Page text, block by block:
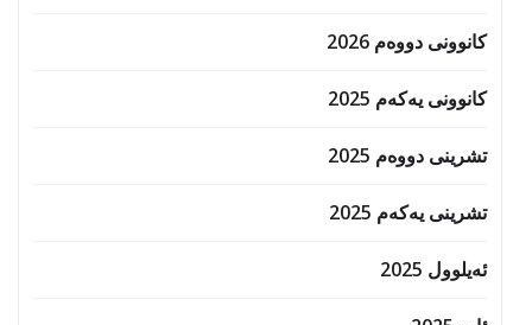
کانوونی دووەم 2026
کانوونی یەکەم 2025
تشرینی دووەم 2025
تشرینی یەکەم 2025
ئەیلوول 2025